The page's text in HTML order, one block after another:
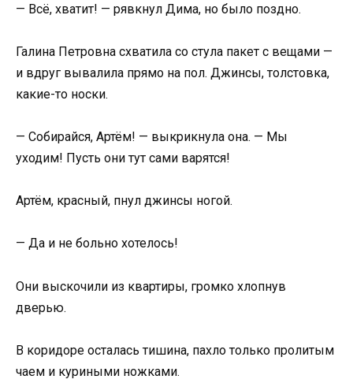
— Всё, хватит! — рявкнул Дима, но было поздно.
Галина Петровна схватила со стула пакет с вещами —
и вдруг вывалила прямо на пол. Джинсы, толстовка,
какие-то носки.
— Собирайся, Артём! — выкрикнула она. — Мы
уходим! Пусть они тут сами варятся!
Артём, красный, пнул джинсы ногой.
— Да и не больно хотелось!
Они выскочили из квартиры, громко хлопнув
дверью.
В коридоре осталась тишина, пахло только пролитым
чаем и куриными ножками.